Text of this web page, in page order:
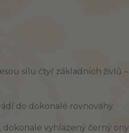
sílu čtyř základních živlů –
do dokonalé rovnováhy.
vyhlazený černý